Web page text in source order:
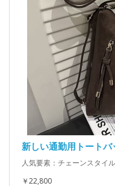
新しい通勤用トート
人気要素：チェーンスタイ
￥22,800